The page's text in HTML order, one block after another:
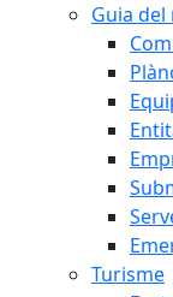
Guia
Turisme